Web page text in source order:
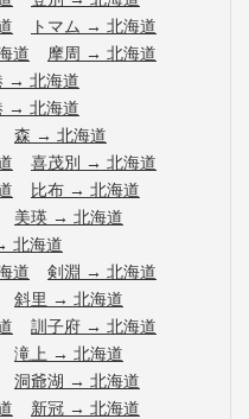
トマム → 北海道
道 摩周 → 北海道
→ 北海道
→ 北海道
森 → 北海道
喜茂別 → 北海道
比布 → 北海道
美瑛 → 北海道
北海道
道 剣淵 → 北海道
斜里 → 北海道
訓子府 → 北海道
滝上 → 北海道
洞爺湖 → 北海道
新冠 → 北海道